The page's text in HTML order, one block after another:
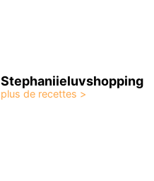
Stephaniieluvshopping